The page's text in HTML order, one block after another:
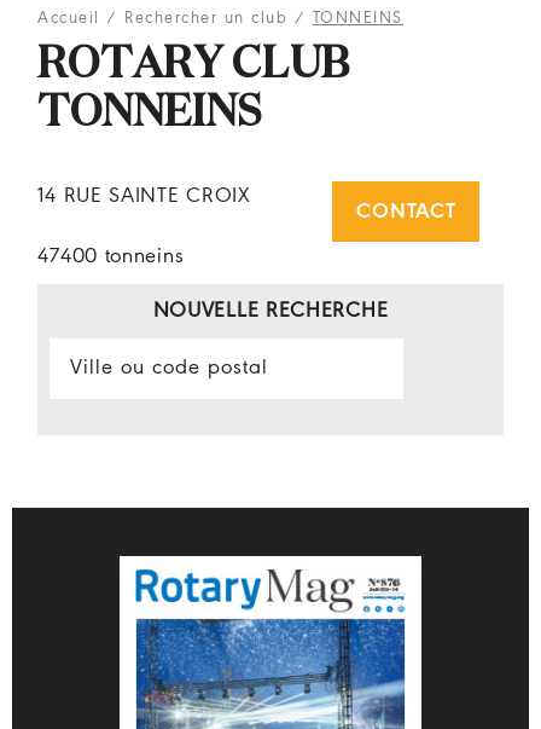
Accueil / Rechercher un club / TONNEINS
ROTARY CLUB
TONNEINS
14 RUE SAINTE CROIX
47400 tonneins
CONTACT
NOUVELLE RECHERCHE